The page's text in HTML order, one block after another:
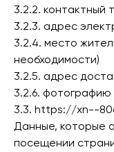
3.2.2. контактный
3.2.3. адрес
3.2.4. место
необходимости)
3.2.5. адрес
3.2.6. фотографию
3.3. https://xn--
Данные, которые
посещении